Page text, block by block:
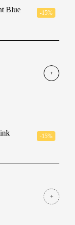
-15%
-15%